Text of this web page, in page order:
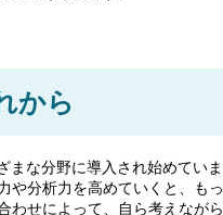
から
まな分野に導入され始めてい
や分析力を高めていくと、も
わせによって、自ら考えなが